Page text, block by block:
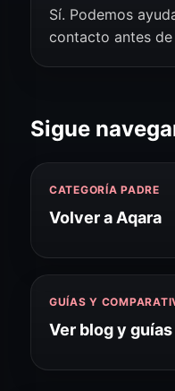
Sí. Podemos
contacto antes
Sigue
CATEGORÍA PADRE
Volver a Aqara
GUÍAS Y
Ver blog y guías